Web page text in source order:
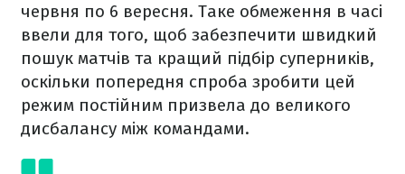
червня по 6 вересня. Таке обмеження в часі
ввели для того, щоб забезпечити швидкий
пошук матчів та кращий підбір суперників,
оскільки попередня спроба зробити цей
режим постійним призвела до великого
дисбалансу між командами.